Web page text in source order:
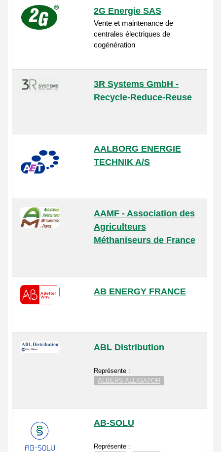
2G Energie SAS
Vente et maintenance de
centrales électriques de
cogénération
3R Systems GmbH -
Recycle-Reduce-Reuse
AALBORG ENERGIE
TECHNIK A/S
AAMF - Association des
Agriculteurs
Méthaniseurs de France
AB ENERGY FRANCE
ABL Distribution
Représente :
ALBERS ALLIGATOR
AB-SOLU
Représente :